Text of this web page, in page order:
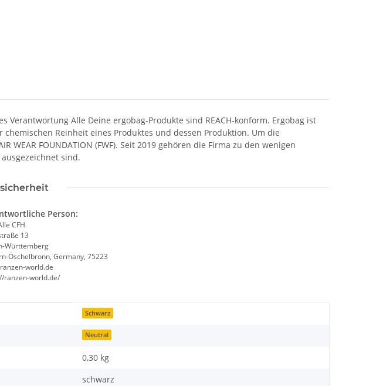
Alle Deine ergobag-Produkte sind REACH-konform. Ergobag ist
Reinheit eines Produktes und dessen Produktion. Um die
FOUNDATION (FWF). Seit 2019 gehören die Firma zu den wenigen
sind.
Person:
CFH
13
Württemberg
Öschelbronn, Germany, 75223
world.de
ranzen-world.de/
Schwarz
Neutral
0,30 kg
schwarz